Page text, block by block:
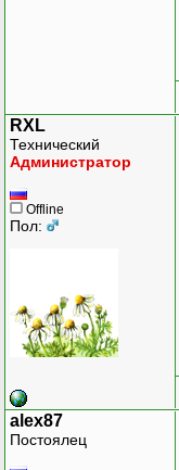
RXL
Технический
Администратор
Offline
Пол:
alex87
Постоялец